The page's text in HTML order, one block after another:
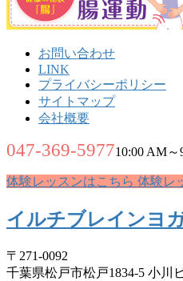
お問い合わせ
LINK
プライバシーポリシー
サイトマップ
会社概要
047-369-597710:00 AM
体験レッスンはこちら 体験レ
イルチブレインヨ
〒271-0092
千葉県松戸市松戸1834-5 小川